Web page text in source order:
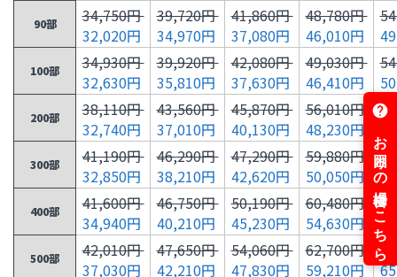
90部
34,750円
32,020円
39,720円
34,970円
41,860円
37,080円
48,780円
46,010円
100部
34,930円
32,630円
39,920円
35,810円
42,080円
37,630円
49,030円
46,410円
200部
38,110円
32,740円
43,560円
37,010円
45,870円
40,130円
56,010円
48,230円
300部
41,190円
32,850円
46,290円
38,210円
47,290円
42,620円
59,880円
50,050円
400部
41,600円
34,940円
46,750円
40,210円
50,190円
45,230円
60,480円
54,630円
500部
42,010円
37,030円
47,650円
42,210円
54,060円
47,830円
62,700円
59,210円